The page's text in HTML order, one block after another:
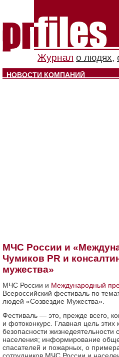
Журнал о людях,
НОВОСТИ КОМПАНИЙ
МЧС России и
Чумиков PR и
мужества»
МЧС России и Международный
Всероссийский фестиваль по
людей «Созвездие Мужества».
Фестиваль — это, прежде всего,
и фотоконкурс. Главная цель этих
безопасности
населения; информирование
спасателей и пожарных, о